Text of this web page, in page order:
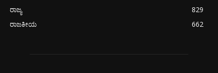
ರಾಜ್ಯ
829
ರಾಜಕೀಯ
662